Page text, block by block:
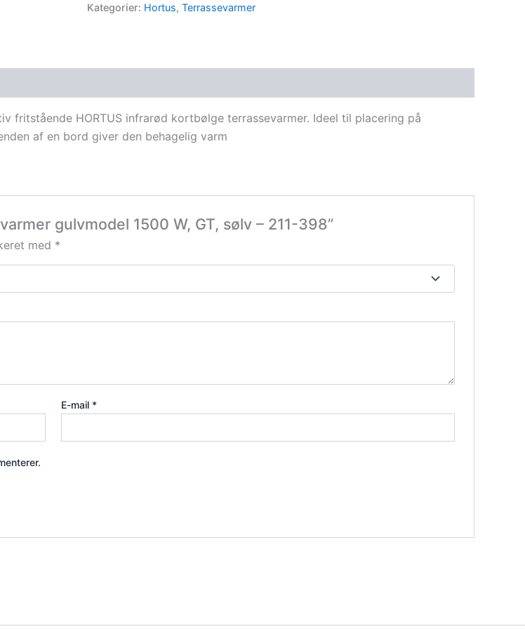
Kategorier: Hortus, Terrassevarmer
fritstående HORTUS infrarød kortbølge terrassevarmer. Ideel til placering på
af en bord giver den behagelig varm
gulvmodel 1500 W, GT, sølv – 211-398”
med *
E-mail *